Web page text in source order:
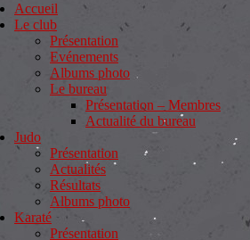
Accueil
Le club
Présentation
Evénements
Albums photo
Le bureau
Présentation – Membres
Actualité du bureau
Judo
Présentation
Actualités
Résultats
Albums photo
Karaté
Présentation